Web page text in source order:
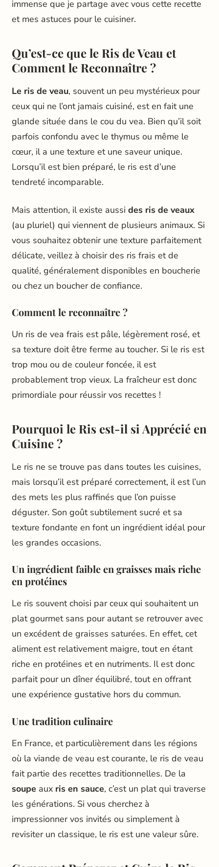
immense que je partage avec vous cette recette
et mes astuces pour le cuisiner.
Qu’est-ce que le Ris de Veau et
Comment le Reconnaître ?
Le ris de veau, souvent un peu mystérieux pour
ceux qui ne l’ont jamais cuisiné, est en fait une
glande située dans le cou du vea. Bien qu’il soit
parfois confondu avec le thymus ou même le
cœur, il a une texture et une saveur unique.
Lorsqu’il est bien préparé, le ris est d’une
tendreté incomparable.
Mais attention, il existe aussi des ris de veaux
(au pluriel) qui viennent de plusieurs animaux. Si
vous souhaitez obtenir une texture parfaitement
délicate, veillez à choisir des ris frais et de
qualité, généralement disponibles en boucherie
ou chez un boucher de confiance.
Comment le reconnaître ?
Un ris de vea frais est pâle, légèrement rosé, et
sa texture doit être ferme au toucher. Si le ris est
trop mou ou de couleur foncée, il est
probablement trop vieux. La fraîcheur est donc
primordiale pour réussir vos recettes !
Pourquoi le Ris est-il si Apprécié en
Cuisine ?
Le ris ne se trouve pas dans toutes les cuisines,
mais lorsqu’il est préparé correctement, il est l’un
des mets les plus raffinés que l’on puisse
déguster. Son goût subtilement sucré et sa
texture fondante en font un ingrédient idéal pour
les grandes occasions.
Un ingrédient faible en graisses mais riche
en protéines
Le ris souvent choisi par ceux qui souhaitent un
plat gourmet sans pour autant se retrouver avec
un excédent de graisses saturées. En effet, cet
aliment est relativement maigre, tout en étant
riche en protéines et en nutriments. Il est donc
parfait pour un dîner équilibré, tout en offrant
une expérience gustative hors du commun.
Une tradition culinaire
En France, et particulièrement dans les régions
où la viande de veau est courante, le ris de veau
fait partie des recettes traditionnelles. De la
soupe aux ris en sauce, c’est un plat qui traverse
les générations. Si vous cherchez à
impressionner vos invités ou simplement à
revisiter un classique, le ris est une valeur sûre.